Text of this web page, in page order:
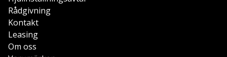
Rådgivning
Kontakt
Leasing
Om oss